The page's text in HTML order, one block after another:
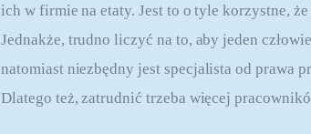
ich w firmie na etaty. Jest to o tyle korzystne,
Jednakże, trudno liczyć na to, aby jeden
natomiast niezbędny jest specjalista od prawa
Dlatego też, zatrudnić trzeba więcej